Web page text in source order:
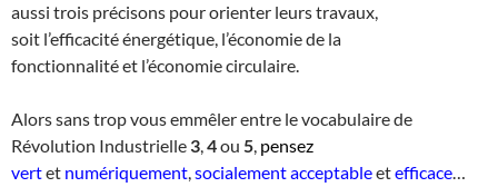
aussi trois précisons pour orienter leurs travaux,
soit l’efficacité énergétique, l’économie de la
fonctionnalité et l’économie circulaire.
Alors sans trop vous emmêler entre le vocabulaire de
Révolution Industrielle 3,4ou 5, pensez
vertet numériquement,socialement acceptableetefficace…